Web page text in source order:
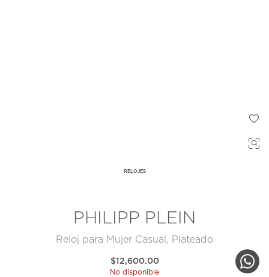
RELOJES
PHILIPP PLEIN
Reloj para Mujer Casual, Plateado
$12,600.00
No disponible